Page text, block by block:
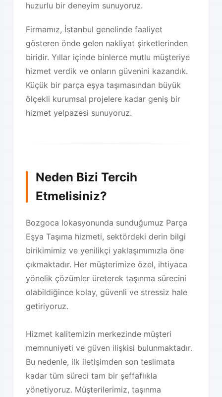
huzurlu bir deneyim sunuyoruz.
Firmamız, İstanbul genelinde faaliyet
gösteren önde gelen nakliyat şirketlerinden
biridir. Yıllar içinde binlerce mutlu müşteriye
hizmet verdik ve onların güvenini kazandık.
Küçük bir parça eşya taşımasından büyük
ölçekli kurumsal projelere kadar geniş bir
hizmet yelpazesi sunuyoruz.
Neden Bizi Tercih
Etmelisiniz?
Bozgoca lokasyonunda sunduğumuz Parça
Eşya Taşıma hizmeti, sektördeki derin bilgi
birikimimiz ve yenilikçi yaklaşımımızla öne
çıkmaktadır. Her müşterimize özel, ihtiyaca
yönelik çözümler üreterek taşınma sürecini
olabildiğince kolay, güvenli ve stressiz hale
getiriyoruz.
Hizmet kalitemizin merkezinde müşteri
memnuniyeti ve güven ilişkisi bulunmaktadır.
Bu nedenle, ilk iletişimden son teslimata
kadar tüm süreci tam bir şeffaflıkla
yönetiyoruz. Müşterilerimiz, taşınma